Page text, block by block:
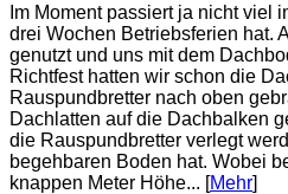
Im Moment passiert ja nicht viel
drei Wochen Betriebsferien hat.
genutzt und uns mit dem
Richtfest hatten wir schon die
Rauspundbretter nach oben
Dachlatten auf die Dachbalken
die Rauspundbretter verlegt
begehbaren Boden hat. Wobei
knappen Meter Höhe... [Mehr]